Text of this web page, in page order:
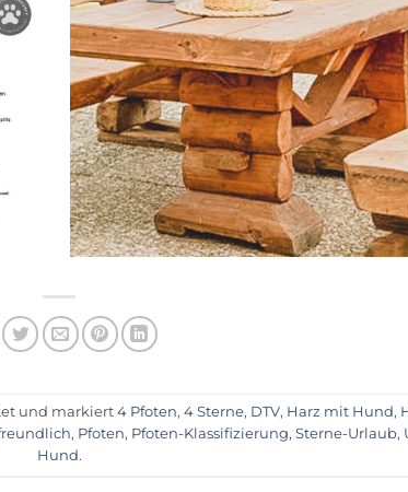
und markiert4 Pfoten,4 Sterne, DTV, Harz mit Hund,
, Pfoten, Pfoten-Klassifizierung,Sterne-Urlaub,
Hund.